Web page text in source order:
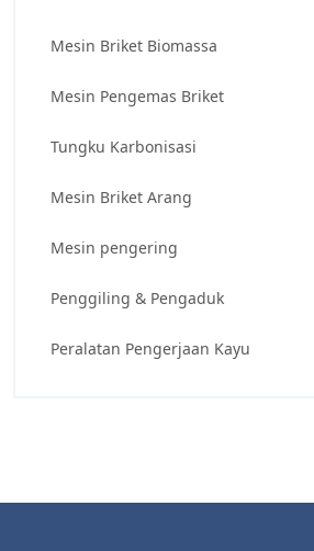
Mesin Briket Biomassa
Mesin Pengemas Briket
Tungku Karbonisasi
Mesin Briket Arang
Mesin pengering
Penggiling & Pengaduk
Peralatan Pengerjaan Kayu